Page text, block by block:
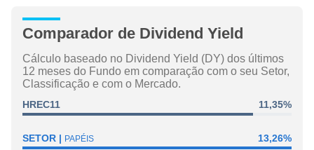
Comparador de Dividend Yield
Cálculo baseado no Dividend Yield (DY) dos últimos
12 meses do Fundo em comparação com o seu Setor,
Classificação e com o Mercado.
HREC11 11,35%
SETOR PAPÉIS 13,26%